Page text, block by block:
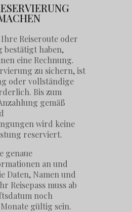
Reiseroute oder
bestätigt haben,
eine Rechnung.
zu sichern, ist
oder vollständige
Bis zum
gemäß
wird keine
reserviert.
genaue
an und
Daten, Namen und
Reisepass muss ab
noch
gültig sein.